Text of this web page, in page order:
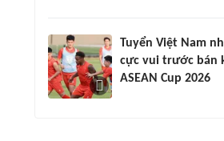
Tuyển Việt Nam
cực vui trước bán
ASEAN Cup 2026